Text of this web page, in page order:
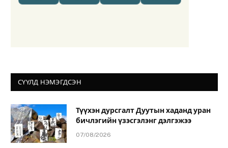
СҮҮЛД НЭМЭГДСЭН
Түүхэн дурсгалт Дуутын хаданд уран
бичлэгийн үзэсгэлэнг дэлгэжээ
07/08/2026